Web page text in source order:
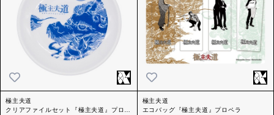
極主夫道
クリアファイルセット『極主夫道』プロペ
極主夫道
エコバッグ『極主夫道』プロペラ